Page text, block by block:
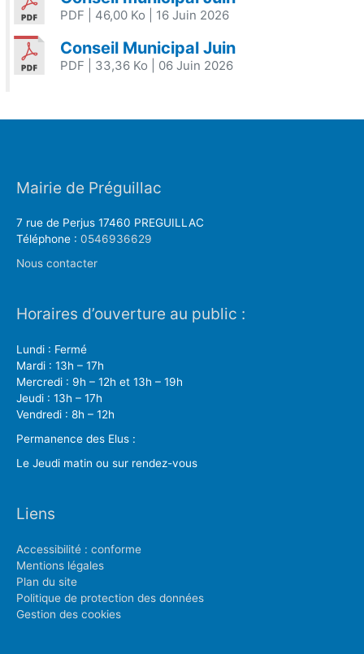
PDF | 46,00 Ko | 16 Juin 2026
Conseil Municipal Juin
PDF | 33,36 Ko | 06 Juin 2026
Mairie de Préguillac
7 rue de Perjus 17460 PREGUILLAC
Téléphone : 0546936629
Nous contacter
Horaires d’ouverture au public :
Lundi : Fermé
Mardi : 13h – 17h
Mercredi : 9h – 12h et 13h – 19h
Jeudi : 13h – 17h
Vendredi : 8h – 12h
Permanence des Elus :
Le Jeudi matin ou sur rendez-vous
Liens
Accessibilité : conforme
Mentions légales
Plan du site
Politique de protection des données
Gestion des cookies